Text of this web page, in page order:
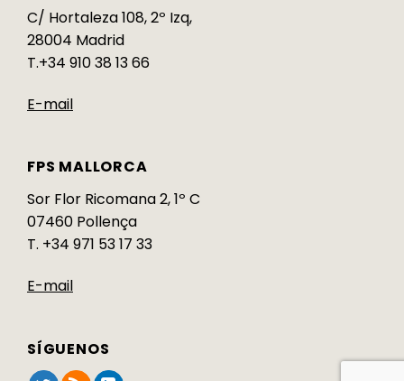
C/ Hortaleza 108, 2º Izq,
28004 Madrid
T.+34 910 38 13 66
E-mail
FPS MALLORCA
Sor Flor Ricomana 2, 1º C
07460 Pollença
T. +34 971 53 17 33
E-mail
SÍGUENOS